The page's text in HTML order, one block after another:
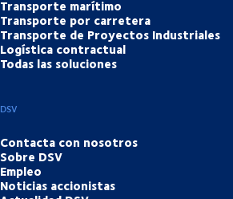
Transporte marítimo
Transporte por carretera
Transporte de Proyectos Industriales
Logística contractual
Todas las soluciones
DSV
Contacta con nosotros
Sobre DSV
Empleo
Noticias accionistas